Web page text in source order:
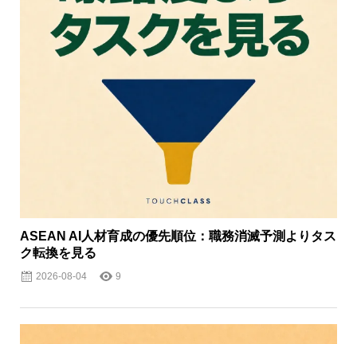
ASEAN AI人材育成の優先順位：職務消滅予測よりタス
ク転換を見る
2026-08-04 9